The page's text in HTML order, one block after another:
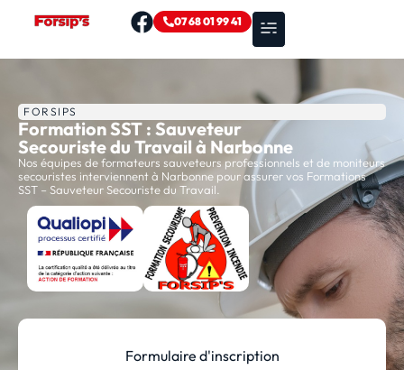
07 68 01 99 41
FORSIPS
Formation SST : Sauveteur
Secouriste du Travail à Narbonne
Nos équipes de formateurs sauveteurs professionnels et de moniteurs
secouristes interviennent à Narbonne pour assurer vos Formations
SST – Sauveteur Secouriste du Travail.
Formulaire d'inscription